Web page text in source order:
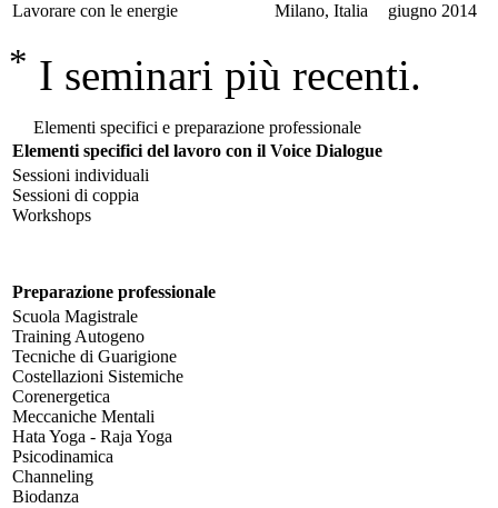
Lavorare con le energie
Milano, Italia giugno 2014
* I seminari più recenti.
Elementi specifici e preparazione professionale
Elementi specifici del lavoro con il Voice Dialogue
Sessioni individuali
Sessioni di coppia
Workshops
Preparazione professionale
Scuola Magistrale
Training Autogeno
Tecniche di Guarigione
Costellazioni Sistemiche
Corenergetica
Meccaniche Mentali
Hata Yoga - Raja Yoga
Psicodinamica
Channeling
Biodanza